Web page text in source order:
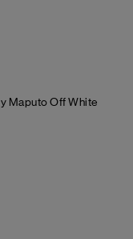
MaputoOff White